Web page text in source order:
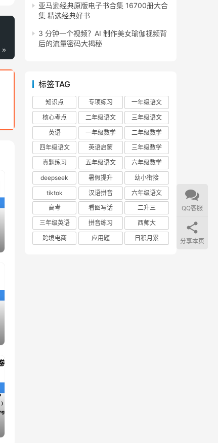
亚马逊经典原版电子书合集 16700册大合
集 精选经典好书
3 分钟一个视频？AI 制作美女瑜伽视频背
后的流量密码大揭秘
标签TAG
知识点 专项练习
一年级语文
核心考点
二年级语文
三年级语文
英语
一年级数学
二年级数学
四年级语文
英语启蒙
三年级数学
真题练习
五年级语文
六年级数学
deepseek
暑假提升
幼小衔接
tiktok
汉语拼音
六年级语文
高考
看图写话
二升三
三年级英语
拼音练习
西师大
跨境电商
应用题 日积月累
QQ客服
分享本页